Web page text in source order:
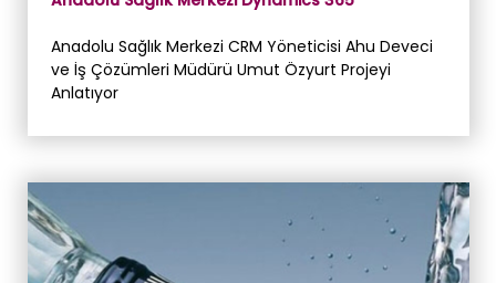
Anadolu Sağlık Merkezi CRM Yöneticisi Ahu Deveci
ve İş Çözümleri Müdürü Umut Özyurt Projeyi
Anlatıyor